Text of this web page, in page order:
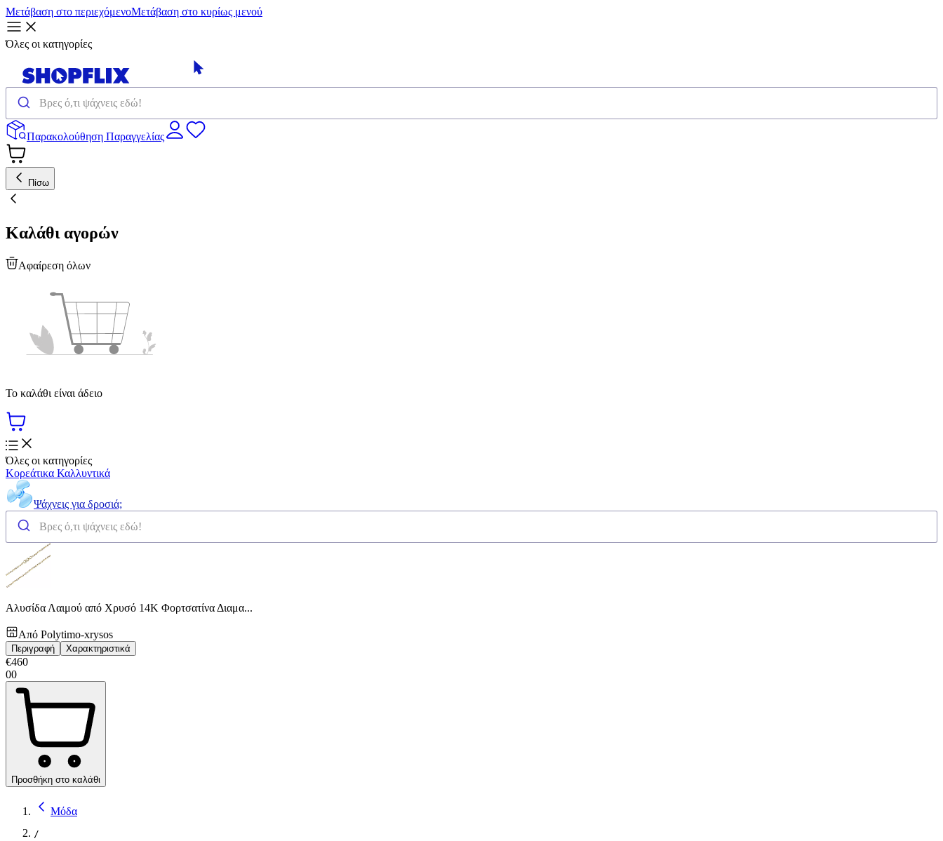
Μετάβαση στο περιεχόμενοΜετάβαση στο κυρίως μενού
Όλες οι κατηγορίες
Παρακολούθηση Παραγγελίας
Πίσω
Καλάθι αγορών
Αφαίρεση όλων
Το καλάθι είναι άδειο
Όλες οι κατηγορίες
Κορεάτικα Καλλυντικά
Ψάχνεις για δροσιά;
Αλυσίδα Λαιμού από Χρυσό 14Κ Φορτσατίνα Διαμα...
Από Polytimo-xrysos
Περιγραφή Χαρακτηριστικά
€460
00
Προσθήκη στο καλάθι
Μόδα
/